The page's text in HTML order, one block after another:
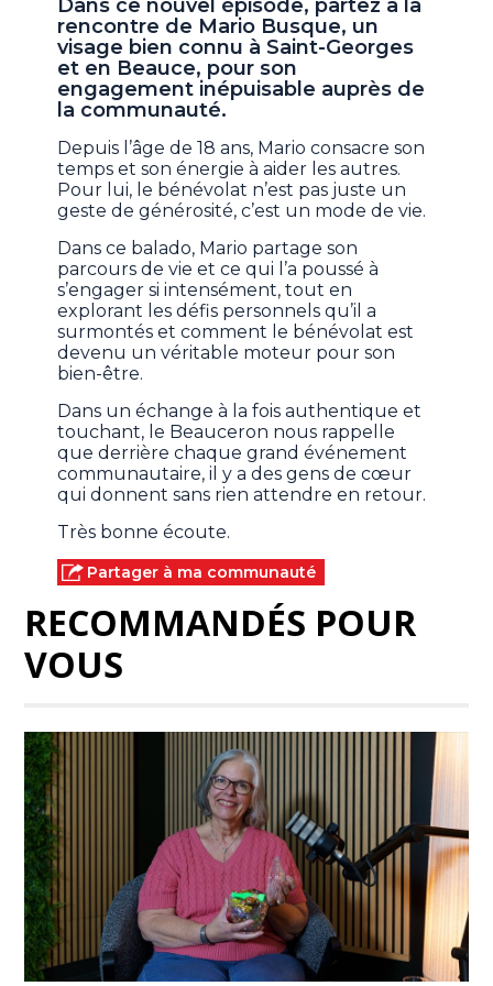
minutes,
3
seconds
Dans ce nouvel épisode, partez à la
rencontre de Mario Busque, un
visage bien connu à Saint-Georges
et en Beauce, pour son
engagement inépuisable auprès de
la communauté.
Depuis l’âge de 18 ans, Mario consacre son
temps et son énergie à aider les autres.
Pour lui, le bénévolat n’est pas juste un
geste de générosité, c’est un mode de vie.
Dans ce balado, Mario partage son
parcours de vie et ce qui l’a poussé à
s’engager si intensément, tout en
explorant les défis personnels qu’il a
surmontés et comment le bénévolat est
devenu un véritable moteur pour son
bien-être.
Dans un échange à la fois authentique et
touchant, le Beauceron nous rappelle
que derrière chaque grand événement
communautaire, il y a des gens de cœur
qui donnent sans rien attendre en retour.
Très bonne écoute.
Partager à ma communauté
RECOMMANDÉS POUR
VOUS